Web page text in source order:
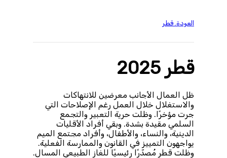
العودة. قطر
قطر 2025
ظل العمال الأجانب معرضين للانتهاكات
والاستغلال خلال العمل رغم الإصلاحات التي
جرت مؤخرًا. وظلت حرية التعبير والتجمع
السلمي مقيدة بشدة. وبقي أفراد الأقليات
الدينية، والنساء، والأطفال، وأفراد مجتمع الميم
يواجهون التمييز في القانون والممارسة الفعلية.
وظلت قطر مُصدّرًا رئيسيًا للغاز الطبيعي المسال.